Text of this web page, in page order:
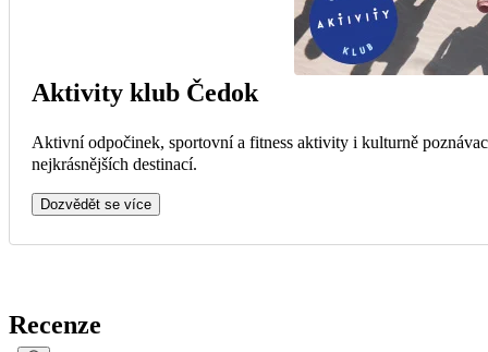
Aktivity klub Čedok
Aktivní odpočinek, sportovní a fitness aktivity i kulturně
nejkrásnějších destinací.
Dozvědět se více
Recenze